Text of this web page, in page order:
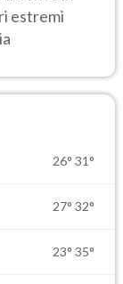
estremi
26° 31°
27° 32°
23° 35°